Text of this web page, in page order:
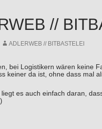
//
ADLERWEB // BITBASTELEI
bei Logistikern wären keine
keiner da ist, ohne dass mal
es auch einfach daran,